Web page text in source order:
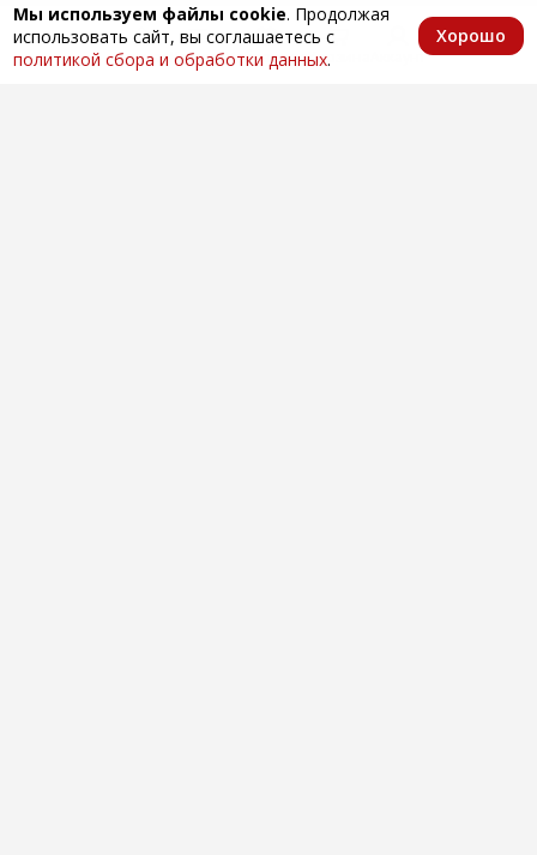
Мы используем файлы cookie. Продолжая
использовать сайт, вы соглашаетесь с
политикой сбора и обработки данных.
Хорошо
Главная КаталогИзбранноеКорзина Аккаунт